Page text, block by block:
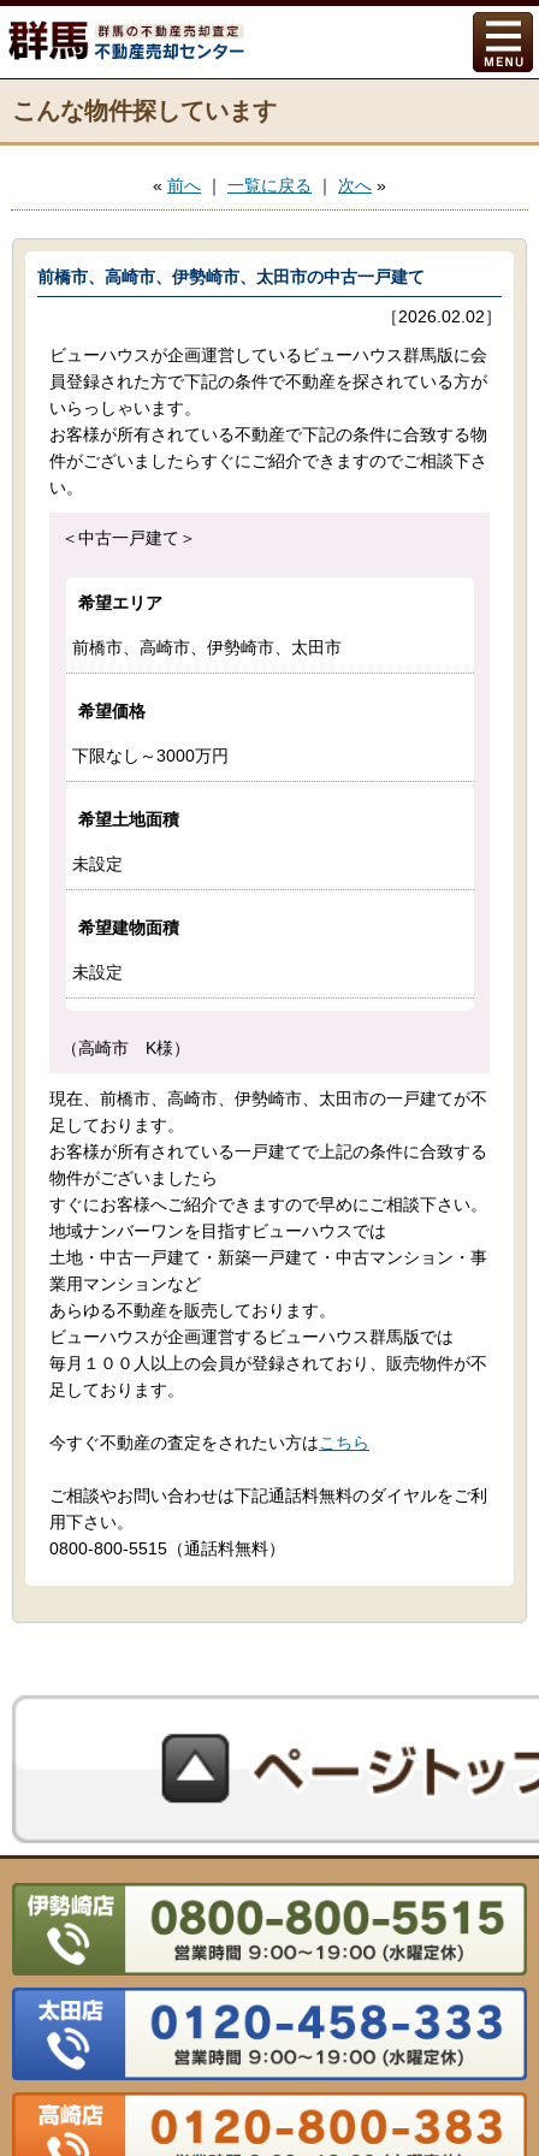
こんな物件探しています
« 前へ ｜ 一覧に戻る ｜ 次へ »
前橋市、高崎市、伊勢崎市、太田市の中古一戸建て
［2026.02.02］
ビューハウスが企画運営しているビューハウス群馬版に会
員登録された方で下記の条件で不動産を探されている方が
いらっしゃいます。
お客様が所有されている不動産で下記の条件に合致する物
件がございましたらすぐにご紹介できますのでご相談下さ
い。
＜中古一戸建て＞
希望エリア
前橋市、高崎市、伊勢崎市、太田市
希望価格
下限なし～3000万円
希望土地面積
未設定
希望建物面積
未設定
（高崎市 K様）
現在、前橋市、高崎市、伊勢崎市、太田市の一戸建てが不
足しております。
お客様が所有されている一戸建てで上記の条件に合致する
物件がございましたら
すぐにお客様へご紹介できますので早めにご相談下さい。
地域ナンバーワンを目指すビューハウスでは
土地・中古一戸建て・新築一戸建て・中古マンション・事
業用マンションなど
あらゆる不動産を販売しております。
ビューハウスが企画運営するビューハウス群馬版では
毎月１００人以上の会員が登録されており、販売物件が不
足しております。
今すぐ不動産の査定をされたい方はこちら
ご相談やお問い合わせは下記通話料無料のダイヤルをご利
用下さい。
0800-800-5515（通話料無料）